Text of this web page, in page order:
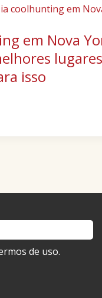
em Nova
isso
de uso.